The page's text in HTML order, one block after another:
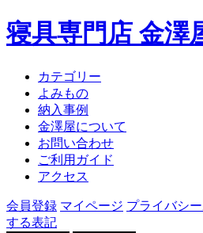
寝具専門店 金澤
カテゴリー
よみもの
納入事例
金澤屋について
お問い合わせ
ご利用ガイド
アクセス
会員登録 マイページ プライバシ
する表記